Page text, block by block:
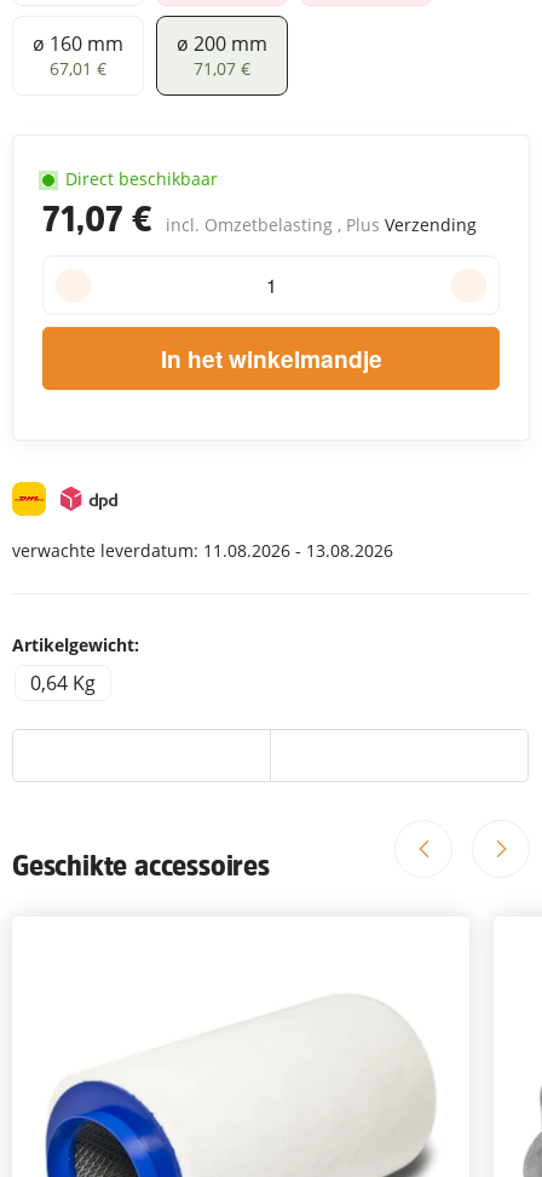
ø 160 mm
ø 160 mm
67,01 €
ø 200 mm
ø 200 mm
71,07 €
71,07 € incl. Omzetbelasting , Plus Verzending
Direct beschikbaar
In het winkelmandje
verwachte leverdatum: 11.08.2026 - 13.08.2026
Artikelgewicht:
0,64 Kg
Geschikte accessoires